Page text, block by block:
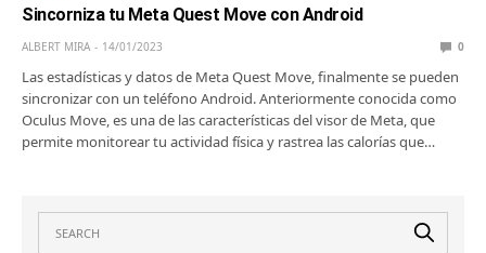
Sincorniza tu Meta Quest Move con Android
ALBERT MIRA 14/01/2023 0
Las estadísticas y datos de Meta Quest Move, finalmente se pueden
sincronizar con un teléfono Android. Anteriormente conocida como
Oculus Move, es una de las características del visor de Meta, que
permite monitorear tu actividad física y rastrea las calorías que…